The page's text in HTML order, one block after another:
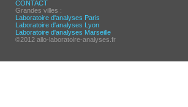
CONTACT
Grandes villes :
Laboratoire d'analyses Paris
Laboratoire d'analyses Lyon
Laboratoire d'analyses Marseille
©2012 allo-laboratoire-analyses.fr